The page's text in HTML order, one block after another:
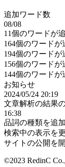
追加ワード数
08/08
11個のワードが
164個のワードが
194個のワードが
156個のワードが
144個のワードが
お知らせ
2024/05/24 20:19
文章解析の結果
16:38
品詞の種類を追
検索中の表示を
サイトの公開を
©2023 RedinC